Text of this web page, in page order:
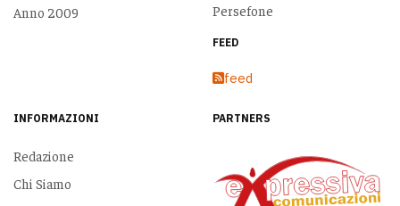
Anno 2009
Persefone
FEED
feed
INFORMAZIONI
Redazione
Chi Siamo
PARTNERS